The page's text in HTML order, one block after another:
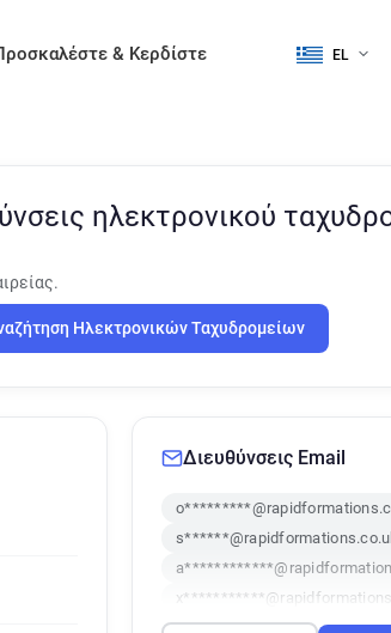
& Κερδίστε EL
ηλεκτρονικού
Ηλεκτρονικών Ταχυδρομείων
Διευθύνσεις Email